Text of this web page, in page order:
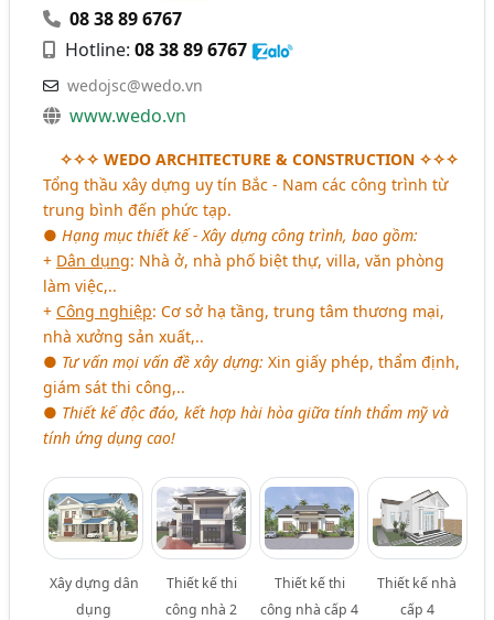
Ninh Bình
Sóc Trăng
Tiền Giang
Quảng Bình Vĩnh Long
08 38 89 6767
Hotline:08 38 89 6767
wedojsc@wedo.vn
www.wedo.vn
✧✧✧ WEDO ARCHITECTURE & CONSTRUCTION ✧✧✧
Tổng thầu xây dựng uy tín Bắc - Nam các công trình từ
trung bình đến phức tạp.
●Hạng mục thiết kế - Xây dựng công trình, bao gồm:
+ Dân dụng: Nhà ở, nhà phố biệt thự, villa, văn phòng
làm việc,..
+Công nghiệp: Cơ sở hạ tầng, trung tâm thương mại,
nhà xưởng sản xuất,..
● Tư vấn mọi vấn đề xây dựng: Xin giấy phép, thẩm định,
giám sát thi công,..
● Thiết kế độc đáo, kết hợp hài hòa giữa tính thẩm mỹ và
tính ứng dụng cao!
Xây dựng dân
dụng
Thiết kế thi
công nhà 2
Thiết kế thi
công nhà cấp 4
Thiết kế nhà
cấp 4